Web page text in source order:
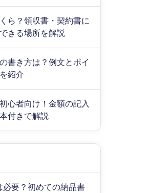
ら？領収書・契約書に
きる場所を解説
書き方は？例文とポイ
紹介
心者向け！金額の記入
付きで解説
必要？初めての納品書